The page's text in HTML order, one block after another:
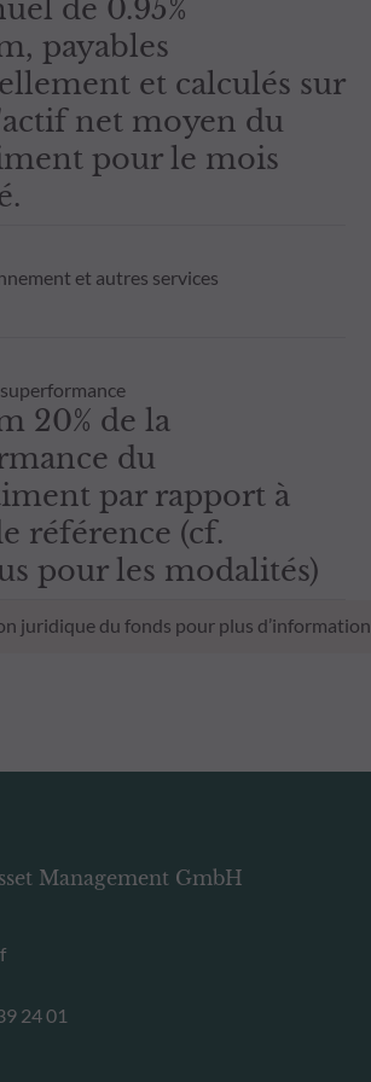
de 0.95%
payables
et calculés sur
net moyen du
pour le mois
et autres services
20% de la
du
par rapport à
référence (cf.
pour les modalités)
juridique du fonds pour plus d’information.
Management GmbH
24 01